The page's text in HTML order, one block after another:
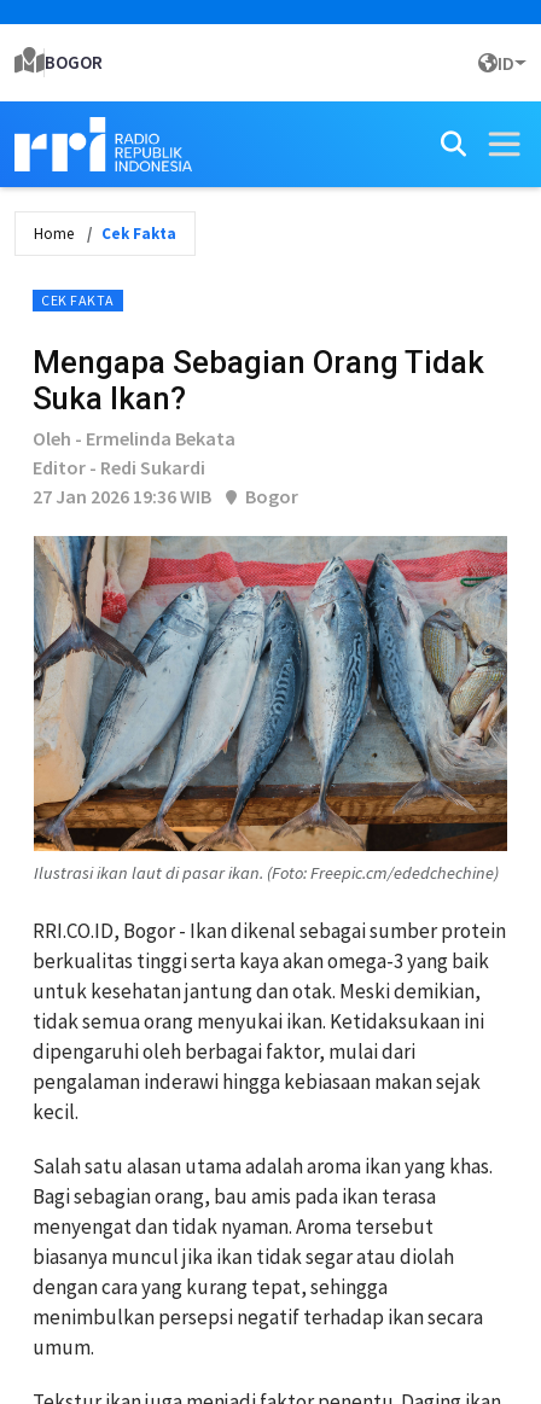
BOGOR ID
Home Cek Fakta
CEK FAKTA
Mengapa Sebagian Orang Tidak
Suka Ikan?
Oleh - Ermelinda Bekata
Editor - Redi Sukardi
27 Jan 2026 19:36 WIB
Bogor
Ilustrasi ikan laut di pasar ikan. (Foto: Freepic.cm/ededchechine)
RRI.CO.ID, Bogor - Ikan dikenal sebagai sumber protein
berkualitas tinggi serta kaya akan omega-3 yang baik
untuk kesehatan jantung dan otak. Meski demikian,
tidak semua orang menyukai ikan. Ketidaksukaan ini
dipengaruhi oleh berbagai faktor, mulai dari
pengalaman inderawi hingga kebiasaan makan sejak
kecil.
Salah satu alasan utama adalah aroma ikan yang khas.
Bagi sebagian orang, bau amis pada ikan terasa
menyengat dan tidak nyaman. Aroma tersebut
biasanya muncul jika ikan tidak segar atau diolah
dengan cara yang kurang tepat, sehingga
menimbulkan persepsi negatif terhadap ikan secara
umum.